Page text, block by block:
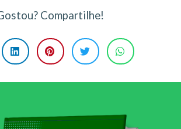
Compartilhe!